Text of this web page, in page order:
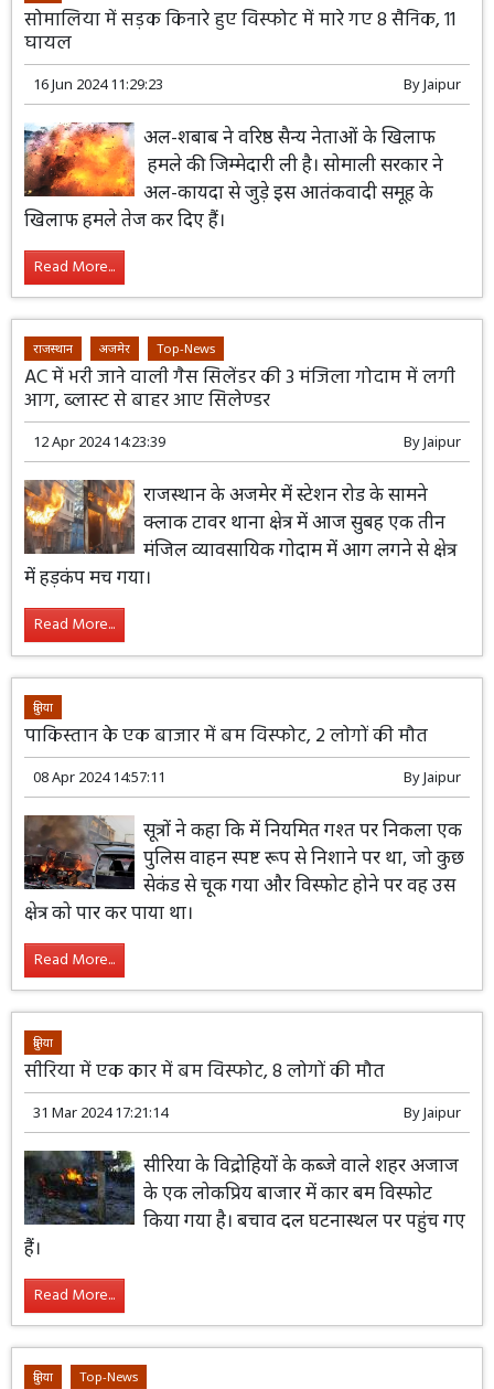
सोमालिया में सड़क किनारे हुए विस्फोट में मारे गए 8 सैनिक, 11
घायल
16 Jun 2024 11:29:23 ByJaipur
अल-शबाब ने वरिष्ठ सैन्य नेताओं के खिलाफ
हमले की जिम्मेदारी ली है। सोमाली सरकार ने
अल-कायदा से जुड़े इस आतंकवादी समूह के
खिलाफ हमले तेज कर दिए हैं।
Read More...
राजस्थान अजमेर Top-News
AC में भरी जाने वाली गैस सिलेंडर की 3 मंजिला गोदाम में लगी
आग, ब्लास्ट से बाहर आए सिलेण्डर
12 Apr 2024 14:23:39 ByJaipur
राजस्थान के अजमेर में स्टेशन रोड के सामने
क्लाक टावर थाना क्षेत्र में आज सुबह एक तीन
मंजिल व्यावसायिक गोदाम में आग लगने से क्षेत्र
में हड़कंप मच गया।
Read More...
दुनिया
पाकिस्तान के एक बाजार में बम विस्फोट, 2 लोगों की मौत
08 Apr 2024 14:57:11 ByJaipur
सूत्रों ने कहा कि में नियमित गश्त पर निकला एक
पुलिस वाहन स्पष्ट रूप से निशाने पर था, जो कुछ
सेकंड से चूक गया और विस्फोट होने पर वह उस
क्षेत्र को पार कर पाया था।
Read More...
दुनिया
सीरिया में एक कार में बम विस्फोट, 8 लोगों की मौत
31 Mar 2024 17:21:14 ByJaipur
सीरिया के विद्रोहियों के कब्जे वाले शहर अजाज
के एक लोकप्रिय बाजार में कार बम विस्फोट
किया गया है। बचाव दल घटनास्थल पर पहुंच गए
हैं।
Read More...
दुनिया Top-News